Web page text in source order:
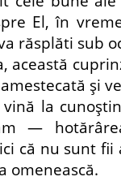
El, în
răsplăti sub
această
şi
la
—
că nu sunt
omenească.